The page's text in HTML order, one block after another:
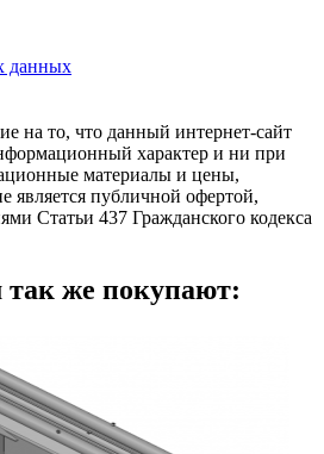
данных
на то, что данный интернет-сайт
характер и ни при
материалы и цены,
является публичной офертой,
Статьи 437 Гражданского кодекса
так же покупают: